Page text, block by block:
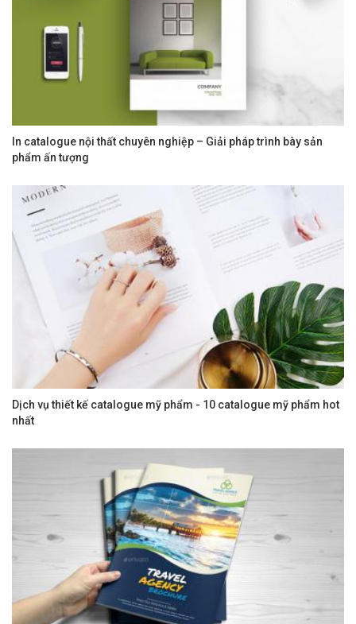
In catalogue nội thất chuyên nghiệp – Giải pháp trình bày sản
phẩm ấn tượng
Dịch vụ thiết kế catalogue mỹ phẩm - 10 catalogue mỹ phẩm hot
nhất